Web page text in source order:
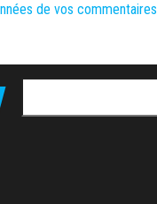
de vos commentaires